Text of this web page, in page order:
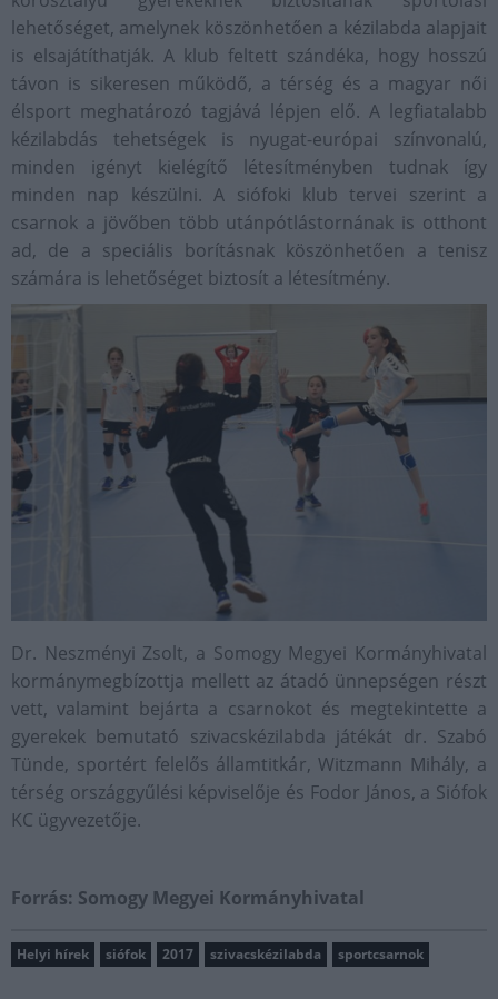
lehetőséget, amelynek köszönhetően a kézilabda alapjait
is elsajátíthatják. A klub feltett szándéka, hogy hosszú
távon is sikeresen működő, a térség és a magyar női
élsport meghatározó tagjává lépjen elő. A legfiatalabb
kézilabdás tehetségek is nyugat-európai színvonalú,
minden igényt kielégítő létesítményben tudnak így
minden nap készülni. A siófoki klub tervei szerint a
csarnok a jövőben több utánpótlástornának is otthont
ad, de a speciális borításnak köszönhetően a tenisz
számára is lehetőséget biztosít a létesítmény.
Dr. Neszményi Zsolt, a Somogy Megyei Kormányhivatal
kormánymegbízottja mellett az átadó ünnepségen részt
vett, valamint bejárta a csarnokot és megtekintette a
gyerekek bemutató szivacskézilabda játékát dr. Szabó
Tünde, sportért felelős államtitkár, Witzmann Mihály, a
térség országgyűlési képviselője és Fodor János, a Siófok
KC ügyvezetője.
Forrás: Somogy Megyei Kormányhivatal
Helyi hírek siófok 2017 szivacskézilabda sportcsarnok